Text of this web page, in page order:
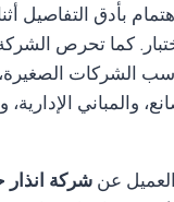
بأدق التفاصيل
كما تحرص
الشركات
والمباني
عن شركة انذار